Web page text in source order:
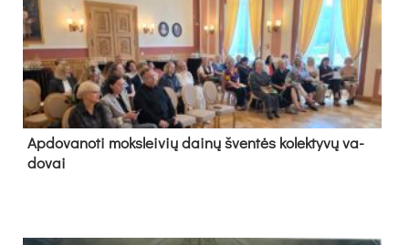
Ap­do­va­no­ti moks­lei­vių dai­nų šven­tės ko­lek­ty­vų va­
do­vai